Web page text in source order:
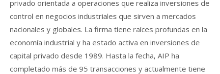
privado orientada a operaciones que realiza inversiones de
control en negocios industriales que sirven a mercados
nacionales y globales. La firma tiene raíces profundas en la
economía industrial y ha estado activa en inversiones de
capital privado desde 1989. Hasta la fecha, AIP ha
completado más de 95 transacciones y actualmente tiene